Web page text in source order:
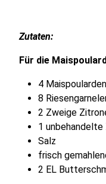
Zutaten:
Für die
4
8
2 Zweige
1
Salz
frisch
2 EL